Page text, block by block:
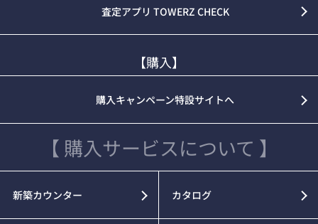
査定アプリ TOWERZ CHECK
【購入】
購入キャンペーン特設サイトへ
【 購入サービスについて 】
新築カウンター カタログ